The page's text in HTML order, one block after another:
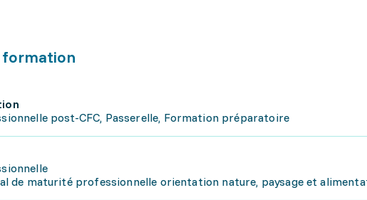
formation
post-CFC, Passerelle, Formation préparatoire
de maturité professionnelle orientation nature, paysage et